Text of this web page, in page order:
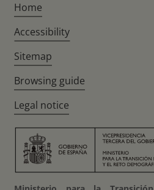
Home
Accessibility
Sitemap
Browsing guide
Legal notice